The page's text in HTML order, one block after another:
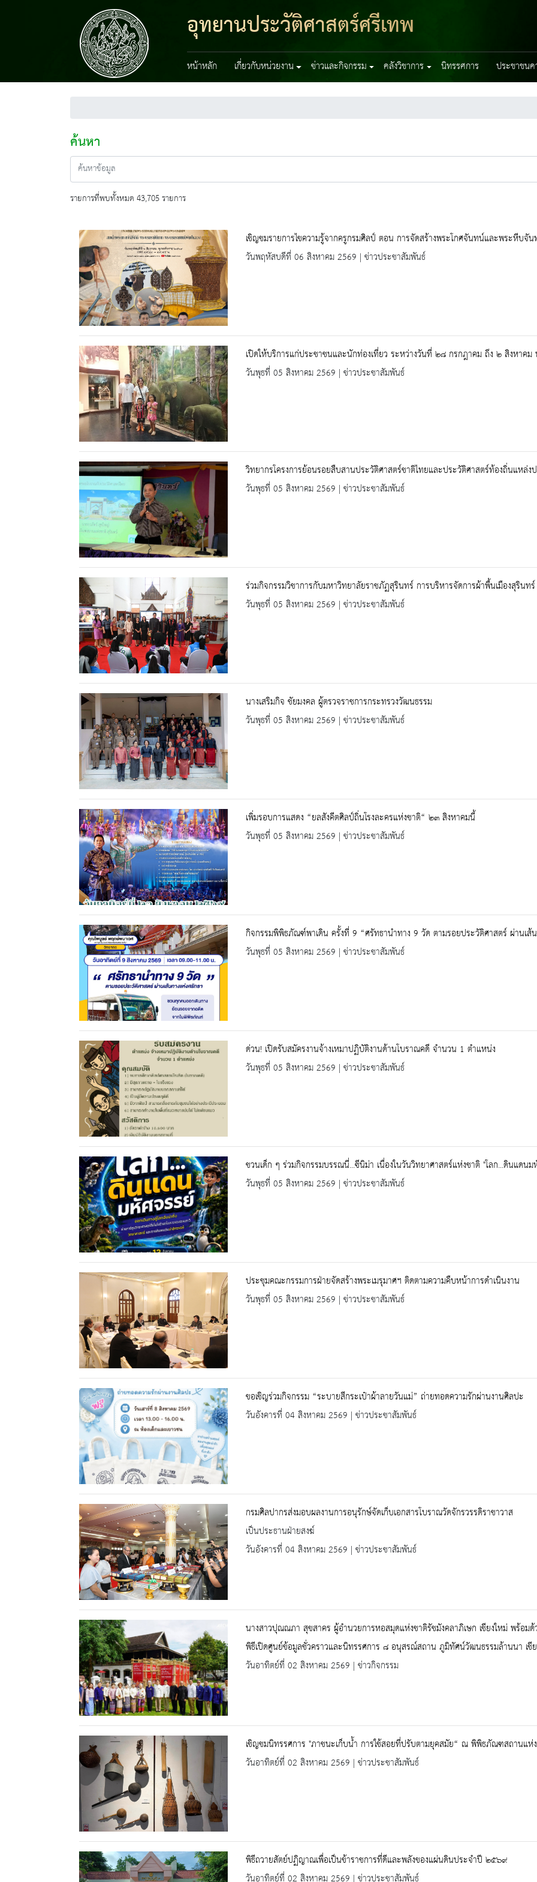
อุทยานประวัติศาสตร์ศรีเทพ
หน้าหลัก เกี่ยวกับหน่วยงาน ข่าวและกิจกรรม คลังวิชาการ นิทรรศการ ประชาชน
ค้นหา
รายการที่พบทั้งหมด 43,705 รายการ
เชิญชมรายการไขความรู้จากครูกรมศิลป์ ตอน การจัดสร้างพระโกศจันทน์และพระหีบจั
วันพฤหัสบดีที่ 06 สิงหาคม 2569 | ข่าวประชาสัมพันธ์
เปิดให้บริการแก่ประชาชนและนักท่องเที่ยว ระหว่างวันที่ ๒๘ กรกฎาคม ถึง ๒ สิงหาค
วันพุธที่ 05 สิงหาคม 2569 | ข่าวประชาสัมพันธ์
วิทยากรโครงการย้อนรอยสืบสานประวัติศาสตร์ชาติไทยและประวัติศาสตร์ท้องถิ่นแหล่ง
วันพุธที่ 05 สิงหาคม 2569 | ข่าวประชาสัมพันธ์
ร่วมกิจกรรมวิชาการกับมหาวิทยาลัยราชภัฏสุรินทร์ การบริหารจัดการผ้าพื้นเมืองสุรินทร์
วันพุธที่ 05 สิงหาคม 2569 | ข่าวประชาสัมพันธ์
นางเสริมกิจ ชัยมงคล ผู้ตรวจราชการกระทรวงวัฒนธรรม
วันพุธที่ 05 สิงหาคม 2569 | ข่าวประชาสัมพันธ์
เพิ่มรอบการแสดง “ยลสังคีตศิลป์ถิ่นโรงละครแห่งชาติ“ ๒๓ สิงหาคมนี้
วันพุธที่ 05 สิงหาคม 2569 | ข่าวประชาสัมพันธ์
กิจกรรมพิพิธภัณฑ์พาเดิน ครั้งที่ 9 “ศรัทธานำทาง 9 วัด ตามรอยประวัติศาสตร์ ผ่านเส้
วันพุธที่ 05 สิงหาคม 2569 | ข่าวประชาสัมพันธ์
ด่วน! เปิดรับสมัครงานจ้างเหมาปฏิบัติงานด้านโบราณคดี จำนวน 1 ตำแหน่ง
วันพุธที่ 05 สิงหาคม 2569 | ข่าวประชาสัมพันธ์
ชวนเด็ก ๆ ร่วมกิจกรรมบรรณนี่...ซีนิม่า เนื่องในวันวิทยาศาสตร์แห่งชาติ "โลก...ดินแดนม
วันพุธที่ 05 สิงหาคม 2569 | ข่าวประชาสัมพันธ์
ประชุมคณะกรรมการฝ่ายจัดสร้างพระเมรุมาศฯ ติดตามความคืบหน้าการดำเนินงาน
วันพุธที่ 05 สิงหาคม 2569 | ข่าวประชาสัมพันธ์
ขอเชิญร่วมกิจกรรม “ระบายสีกระเป๋าผ้าลายวันแม่” ถ่ายทอดความรักผ่านงานศิลปะ
วันอังคารที่ 04 สิงหาคม 2569 | ข่าวประชาสัมพันธ์
กรมศิลปากรส่งมอบผลงานการอนุรักษ์จัดเก็บเอกสารโบราณวัดจักรวรรดิราชาวาส
เป็นประธานฝ่ายสงฆ์
วันอังคารที่ 04 สิงหาคม 2569 | ข่าวประชาสัมพันธ์
นางสาวปุณณภา สุขสาคร ผู้อำนวยการหอสมุดแห่งชาติรัชมังคลาภิเษก เชียงใหม่ พร้อ
พิธีเปิดศูนย์ข้อมูลชั่วคราวและนิทรรศการ ๘ อนุสรณ์สถาน ภูมิทัศน์วัฒนธรรมล้านนา เชีย
วันอาทิตย์ที่ 02 สิงหาคม 2569 | ข่าวกิจกรรม
เชิญชมนิทรรศการ "ภาชนะเก็บน้ำ การใช้สอยที่ปรับตามยุคสมัย“ ณ พิพิธภัณฑสถานแห่
วันอาทิตย์ที่ 02 สิงหาคม 2569 | ข่าวประชาสัมพันธ์
พิธีถวายสัตย์ปฏิญาณเพื่อเป็นข้าราชการที่ดีและพลังของแผ่นดินประจำปี ๒๕๖๙